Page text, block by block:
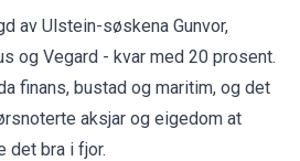
av Ulstein-søskena Gunvor,
og Vegard - kvar med 20 prosent.
finans, bustad og maritim, og det
aksjar og eigedom at
det bra i fjor.